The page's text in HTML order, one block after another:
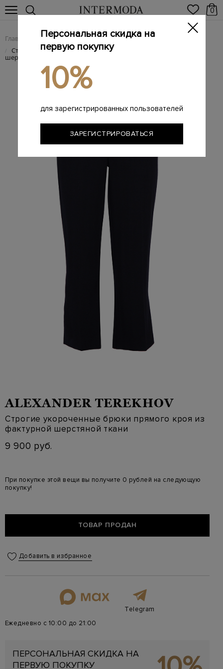
0
Главная Женщинам / Женская одежда / Женские брюки
/ Строгие укороченные брюки прямого кроя из фактурной
шерстяной ткани
ALEXANDER TEREKHOV
Строгие укороченные брюки прямого кроя из
фактурной шерстяной ткани
9 900 руб.
При покупке этой вещи вы получите 0 рублей на следующую
покупку!
ТОВАР ПРОДАН
Добавить в избранное
Telegram
Ежедневно с 10:00 до 21:00
ПЕРСОНАЛЬНАЯ СКИДКА НА
ПЕРВУЮ ПОКУПКУ
Персональная скидка на
первую покупку
10%
для зарегистрированных пользователей
ЗАРЕГИСТРИРОВАТЬСЯ